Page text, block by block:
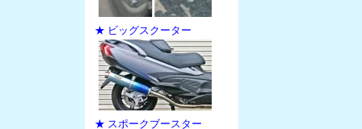
★ ビッグスクーター
★ スポークブースター